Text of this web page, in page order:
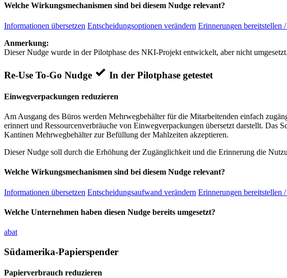
Welche Wirkungsmechanismen sind bei diesem Nudge relevant?
Informationen übersetzen Entscheidungsoptionen verändern Erinnerungen bereitstellen
Anmerkung:
Dieser Nudge wurde in der Pilotphase des NKI-Projekt entwickelt, aber nicht umgesetzt.
Re-Use To-Go Nudge In der Pilotphase getestet
Einwegverpackungen reduzieren
Am Ausgang des Büros werden Mehrwegbehälter für die Mitarbeitenden einfach
erinnert und Ressourcenverbräuche von Einwegverpackungen übersetzt darstellt.
Kantinen Mehrwegbehälter zur Befüllung der Mahlzeiten akzeptieren.
Dieser Nudge soll durch die Erhöhung der Zugänglichkeit und die Erinnerung die
Welche Wirkungsmechanismen sind bei diesem Nudge relevant?
Informationen übersetzen Entscheidungsaufwand verändern Erinnerungen bereitstellen
Welche Unternehmen haben diesen Nudge bereits umgesetzt?
abat
Südamerika-Papierspender
Papierverbrauch reduzieren